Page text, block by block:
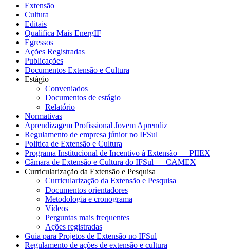
Extensão
Cultura
Editais
Qualifica Mais EnergIF
Egressos
Ações Registradas
Publicações
Documentos Extensão e Cultura
Estágio
Conveniados
Documentos de estágio
Relatório
Normativas
Aprendizagem Profissional Jovem Aprendiz
Regulamento de empresa júnior no IFSul
Politica de Extensão e Cultura
Programa Institucional de Incentivo à Extensão — PIIEX
Câmara de Extensão e Cultura do IFSul — CAMEX
Curricularização da Extensão e Pesquisa
Curricularização da Extensão e Pesquisa
Documentos orientadores
Metodologia e cronograma
Vídeos
Perguntas mais frequentes
Ações registradas
Guia para Projetos de Extensão no IFSul
Regulamento de ações de extensão e cultura